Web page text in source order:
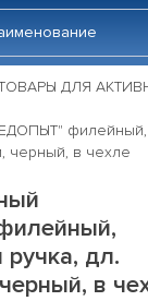
ДЛЯ
филейный,
черный, в чехле
ручка, дл.
в